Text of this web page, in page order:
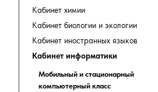
Кабинет химии
Кабинет биологии и экологии
Кабинет иностранных языков
Кабинет информатики
Мобильный и стационарный
компьютерный класс